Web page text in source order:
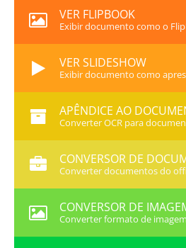
VER FLIPBOOK
Exibir documento como o
VER SLIDESHOW
Exibir documento como
APÊNDICE AO
Converter OCR para
CONVERSOR DE
Converter documentos do
CONVERSOR DE
Converter formato de imagem